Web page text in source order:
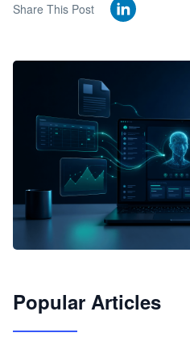
Share This Post
JimoClaw 桌面 AI Agent
Popular Articles